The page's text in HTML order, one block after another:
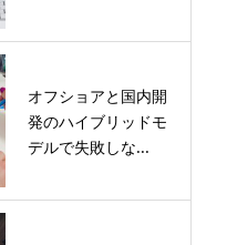
オフショアと国内開
発のハイブリッドモ
デルで失敗しな...